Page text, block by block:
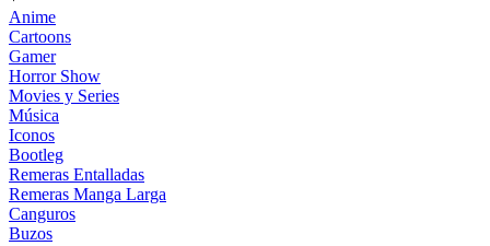
Anime
Cartoons
Gamer
Horror Show
Movies y Series
Música
Iconos
Bootleg
Remeras Entalladas
Remeras Manga Larga
Canguros
Buzos